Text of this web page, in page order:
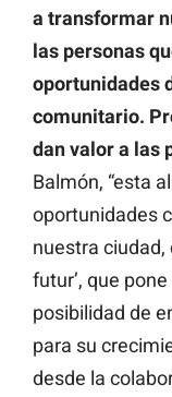
a transformar
las personas
oportunidades
comunitario.
dan valor a las
Balmón, “esta
oportunidades
nuestra ciudad,
futur’, que
posibilidad de
para su
desde la